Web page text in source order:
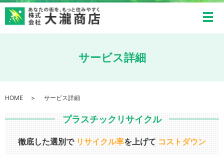
メ
サービス詳細
HOME サービス詳細
プラスチックリサイクル
徹底した選別で リサイクル率を上げて コストダウン